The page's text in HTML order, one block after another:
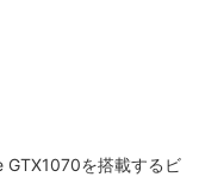
GTX1070を搭載するビ